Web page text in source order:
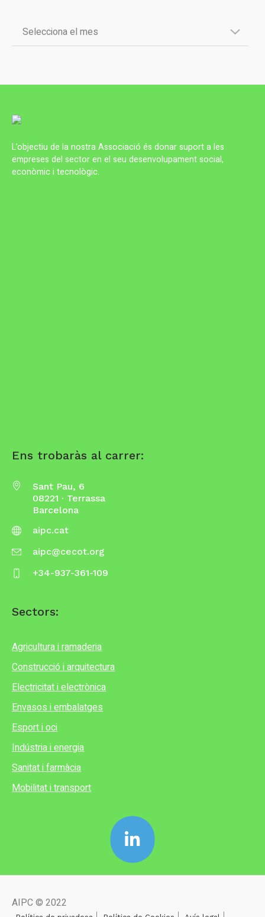
L’objectiu de la nostra Associació és donar suport a les
empreses del sector en el seu desenvolupament social,
econòmic i tecnològic.
Ens trobaràs al carrer:
Sant Pau, 6
08221 · Terrassa
Barcelona
aipc.cat
aipc@cecot.org
+34-937-361-109
Sectors:
Agricultura i ramaderia
Construcció i arquitectura
Electricitat i electrònica
Envasos i embalatges
Esport i oci
Indústria i energia
Sanitat i farmàcia
Mobilitat i transport
AIPC © 2022